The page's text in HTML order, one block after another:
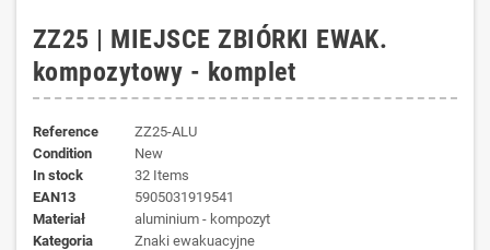
ZZ25 | MIEJSCE ZBIÓRKI EWAK.
kompozytowy - komplet
Reference
ZZ25-ALU
Condition
New
In stock
32 Items
EAN13
5905031919541
materiał
aluminium - kompozyt
kategoria
Znaki ewakuacyjne